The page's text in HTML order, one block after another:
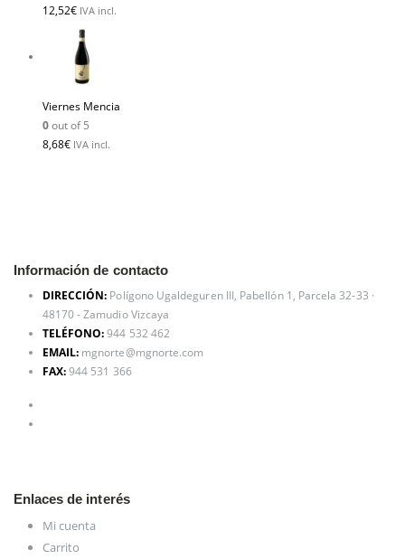
12,52€ IVA incl.
Viernes Mencia
0out of 5
8,68€ IVA incl.
Información de contacto
DIRECCIÓN: Polígono Ugaldeguren III, Pabellón 1, Parcela 32-33 ·
48170 - Zamudio Vizcaya
TELÉFONO:944 532 462
EMAIL: mgnorte@mgnorte.com
FAX:944 531 366
Enlaces de interés
Mi cuenta
Carrito